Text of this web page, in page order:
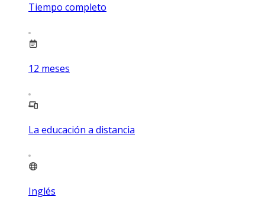
Tiempo completo
12 meses
La educación a distancia
Inglés